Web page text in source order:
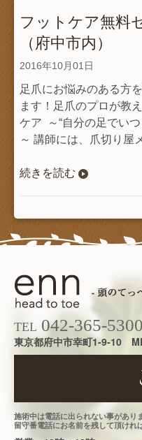
フットケア無料
（府中市内）
2016年10月01日
足爪にお悩みのある方
ます！足爪のプロが教
ケア ～“自分の足でい
～ 講師には、爪切り屋
続きを読む
TEL 042-365-5300
東京都府中市幸町1-9-10
施術中は電話に出られない事があり
留守番電話にお名前を残して頂けれ